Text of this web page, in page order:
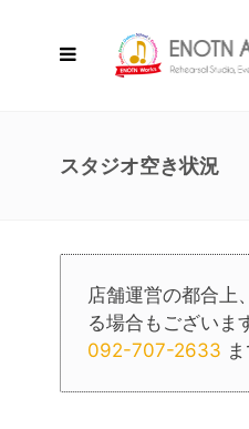
スタジオ空き状況
店舗運営の都合上
る場合もございま
092-707-2633